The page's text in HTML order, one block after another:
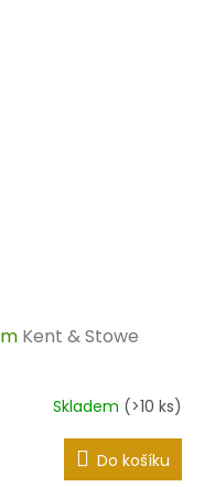
Kent & Stowe
Skladem (>10 ks)
Do košíku